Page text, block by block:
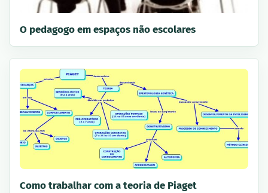
O pedagogo em espaços não escolares
Como trabalhar com a teoria de Piaget